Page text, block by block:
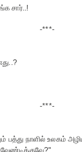
சார்..!
-***-
-***-
பத்து நாளில் உலகம்